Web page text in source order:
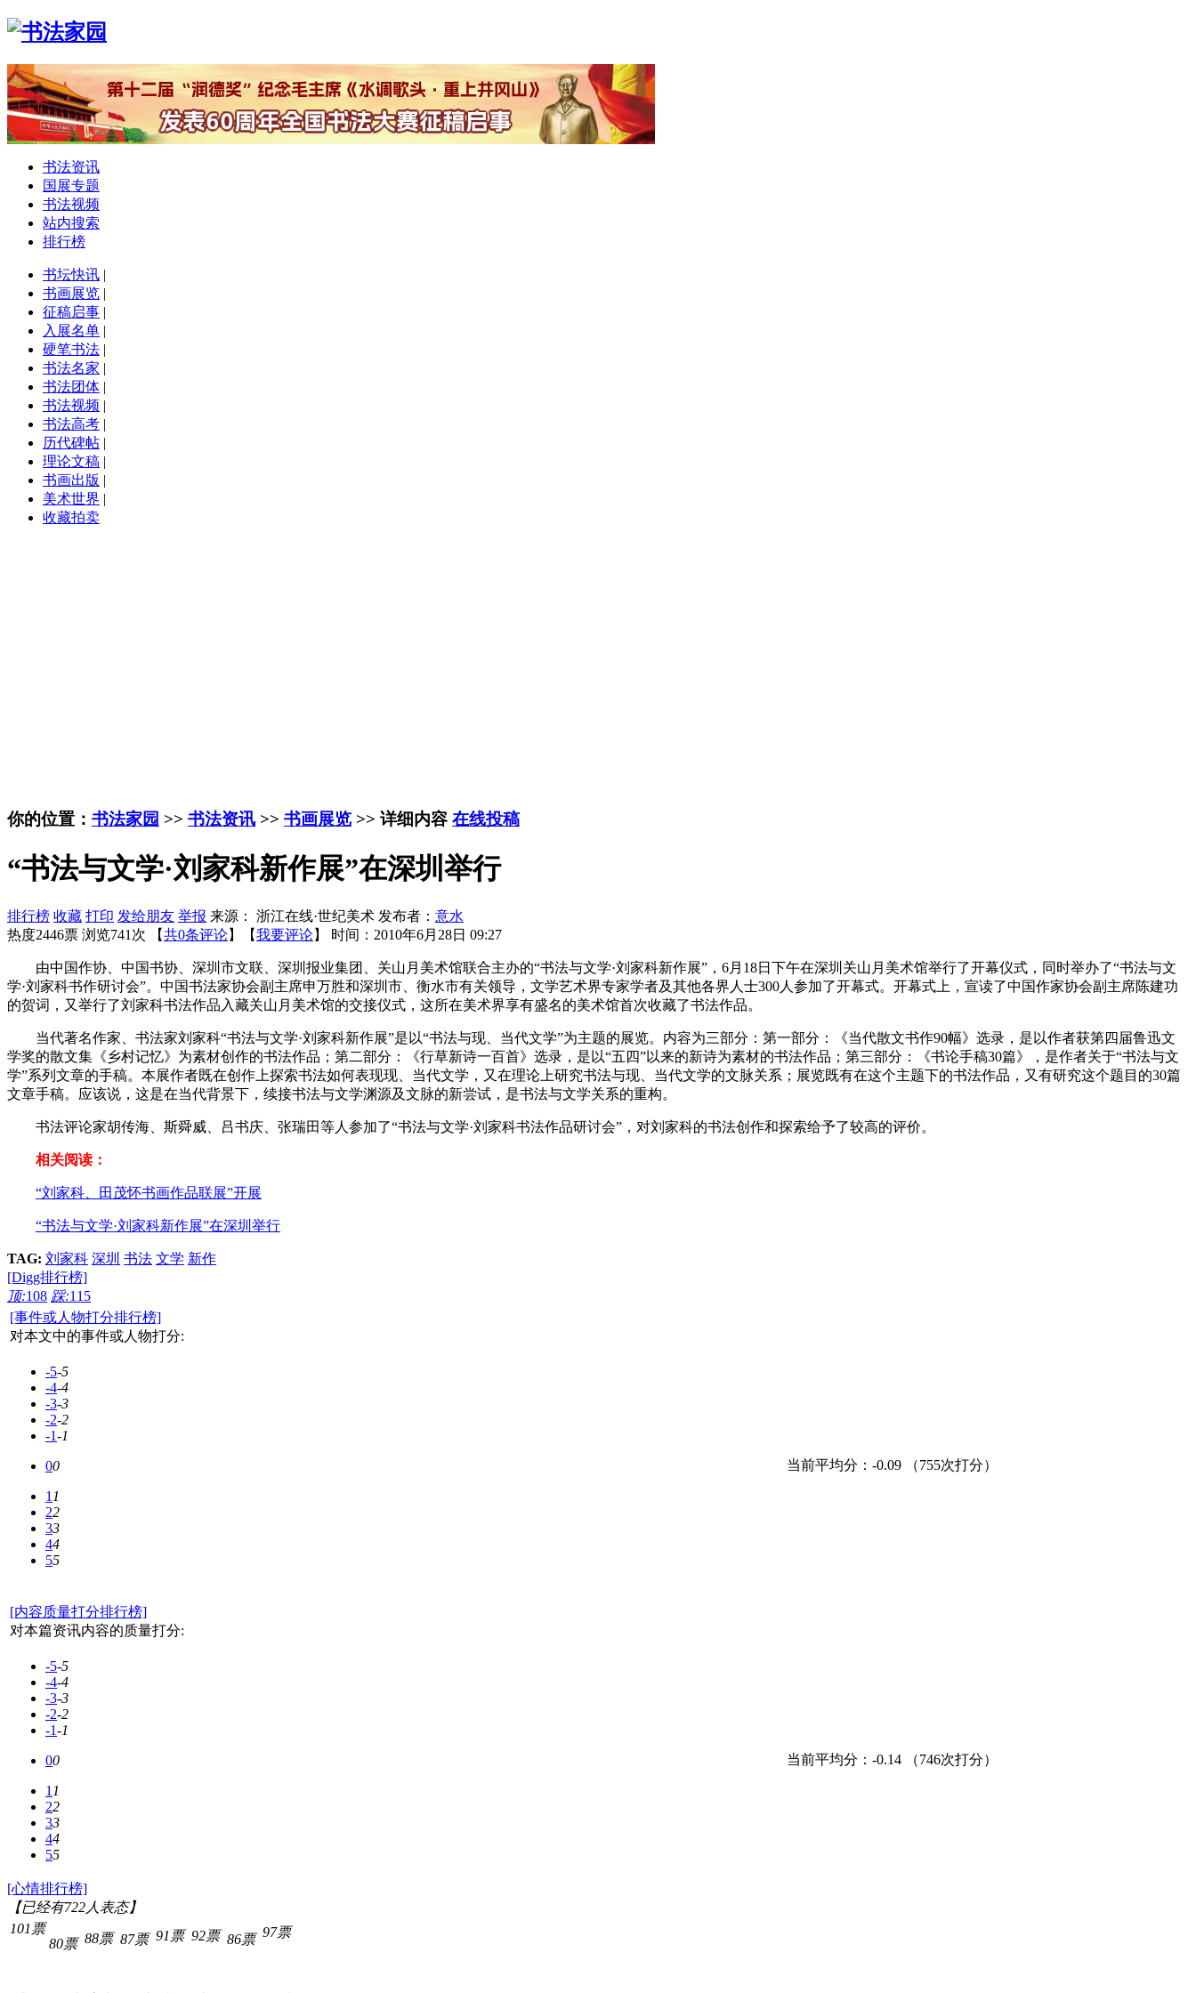
书法资讯
国展专题
书法视频
站内搜索
排行榜
书坛快讯 |
书画展览 |
征稿启事 |
入展名单 |
硬笔书法 |
书法名家 |
书法团体 |
书法视频 |
书法高考 |
历代碑帖 |
理论文稿 |
书画出版 |
美术世界 |
收藏拍卖
你的位置： 书法家园 >> 书法资讯 >> 书画展览 >> 详细内容 在线投稿
“书法与文学·刘家科新作展”在深圳举行
排行榜 收藏 打印 发给朋友 举报 来源： 浙江在线·世纪美术 发布者： 意水
热度2446票 浏览741次 【共0条评论】【我要评论】 时间：2010年6月28日 09:27
由中国作协、中国书协、深圳市文联、深圳报业集团、关山月美术馆联合主办的“书法与文学·刘家科新作展”，6月18日下午在深圳关山月美术馆举行了开幕仪式，同时举办了“书法与文
学·刘家科书作研讨会”。中国书法家协会副主席申万胜和深圳市、衡水市有关领导，文学艺术界专家学者及其他各界人士300人参加了开幕式。开幕式上，宣读了中国作家协会副主席陈建功
的贺词，又举行了刘家科书法作品入藏关山月美术馆的交接仪式，这所在美术界享有盛名的美术馆首次收藏了书法作品。
当代著名作家、书法家刘家科“书法与文学·刘家科新作展”是以“书法与现、当代文学”为主题的展览。内容为三部分：第一部分：《当代散文书作90幅》选录，是以作者获第四届鲁迅文
学奖的散文集《乡村记忆》为素材创作的书法作品；第二部分：《行草新诗一百首》选录，是以“五四”以来的新诗为素材的书法作品；第三部分：《书论手稿30篇》，是作者关于“书法与文
学”系列文章的手稿。本展作者既在创作上探索书法如何表现现、当代文学，又在理论上研究书法与现、当代文学的文脉关系；展览既有在这个主题下的书法作品，又有研究这个题目的30篇
文章手稿。应该说，这是在当代背景下，续接书法与文学渊源及文脉的新尝试，是书法与文学关系的重构。
书法评论家胡传海、斯舜威、吕书庆、张瑞田等人参加了“书法与文学·刘家科书法作品研讨会”，对刘家科的书法创作和探索给予了较高的评价。
相关阅读：
“刘家科、田茂怀书画作品联展”开展
“书法与文学·刘家科新作展”在深圳举行
TAG: 刘家科 深圳 书法 文学 新作
[Digg排行榜]
顶:108 踩:115
[事件或人物打分排行榜]
对本文中的事件或人物打分:
-5-5
-4-4
-3-3
-2-2
-1-1
00
11
22
33
44
55
当前平均分： -0.09 （755次打分）
[内容质量打分排行榜]
对本篇资讯内容的质量打分:
-5-5
-4-4
-3-3
-2-2
-1-1
00
11
22
33
44
55
当前平均分： -0.14 （746次打分）
[心情排行榜]
【已经有722人表态】
101票
80票 88票 87票 91票 92票 86票 97票